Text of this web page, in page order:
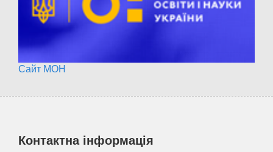
Сайт МОН
Контактна інформація